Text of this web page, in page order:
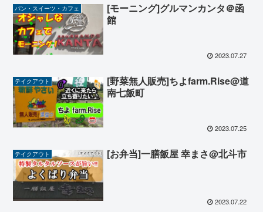
パン・スイーツ・カフェ
[モーニング]グルマンカンタ＠函
館
2023.07.27
テイクアウト
[野菜無人販売]ちよfarm.Rise@道
南七飯町
2023.07.25
テイクアウト [お弁当]一膳飯屋 幸まさ@北斗市
2023.07.22